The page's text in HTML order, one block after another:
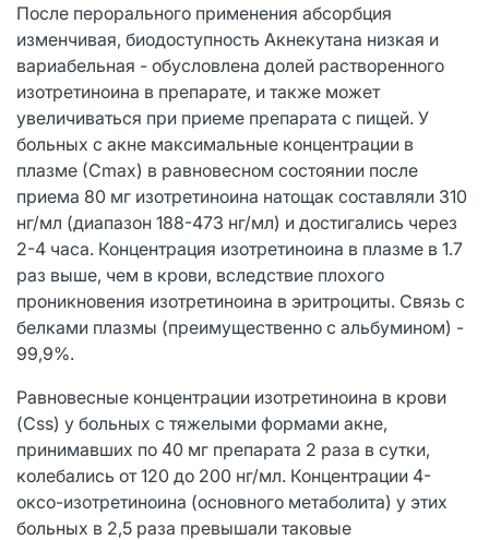
После перорального применения абсорбция
изменчивая, биодоступность Акнекутана низкая и
вариабельная - обусловлена долей растворенного
изотретиноина в препарате, и также может
увеличиваться при приеме препарата с пищей. У
больных с акне максимальные концентрации в
плазме (Сmах) в равновесном состоянии после
приема 80 мг изотретиноина натощак составляли 310
нг/мл (диапазон 188-473 нг/мл) и достигались через
2-4 часа. Концентрация изотретиноина в плазме в 1.7
раз выше, чем в крови, вследствие плохого
проникновения изотретиноина в эритроциты. Связь с
белками плазмы (преимущественно с альбумином) -
99,9%.
Равновесные концентрации изотретиноина в крови
(Css) у больных с тяжелыми формами акне,
принимавших по 40 мг препарата 2 раза в сутки,
колебались от 120 до 200 нг/мл. Концентрации 4-
оксо-изотретиноина (основного метаболита) у этих
больных в 2,5 раза превышали таковые